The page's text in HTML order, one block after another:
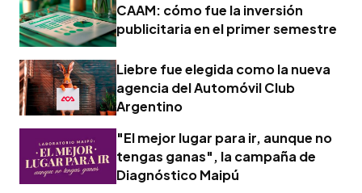
CAAM: cómo fue la inversión
publicitaria en el primer semestre
Liebre fue elegida como la nueva
agencia del Automóvil Club
Argentino
"El mejor lugar para ir, aunque no
tengas ganas", la campaña de
Diagnóstico Maipú